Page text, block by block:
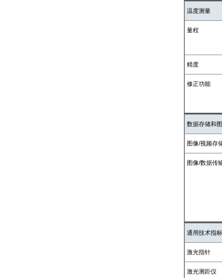
温度测量
量程
精度
修正功能
数据存储和
图像/视频存
图像/数据传
通用技术指
激光指针
激光测距仪